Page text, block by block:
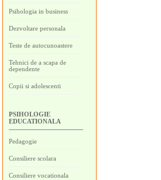
Psihologia in business
Dezvoltare personala
Teste de autocunoastere
Tehnici de a scapa de
dependente
Copii si adolescenti
PSIHOLOGIE
EDUCATIONALA
Pedagogie
Consiliere scolara
Consiliere vocationala